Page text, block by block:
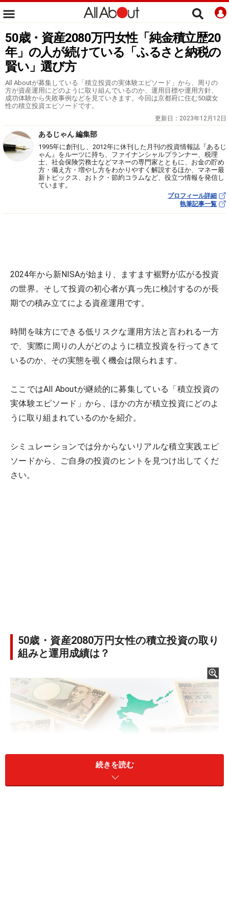
50歳・資産2080万円女性「純金積立歴20
年」の人が続けている「ふるさと納税の
賢い」選び方
All Aboutが募集している「積立投資の実体験エピソード」から、周りの
方が資産運用にどのように取り組んでいるのか、運用目標や運用方針、
成功体験から失敗事例などを見ていきます。今回は京都府に住む50歳女
性の積立投資エピソードです。
更新日： 2023年12月12日
あるじゃん 編集部
1995年に創刊し、2012年に休刊した月刊の投資情報誌『あるじ
ゃん』をルーツに持ち、ファイナンシャルプランナー、税理
士、社会保険労務士などマネーの専門家とともに、お金の貯め
方・備え方・増やし方をわかりやすく解説するほか、マネー最
新トピックス、おトク・節約コラムなど、役立つ情報を発信し
ています。
プロフィール詳細
執筆記事一覧
2024年から新NISAが始まり、ますます裾野が広がる投資
の世界。そして投資の初心者が真っ先に検討するのが長
期での積み立てによる資産運用です。
時間を味方にできる低リスクな運用方法と言われる一方
で、実際に周りの人がどのように積立投資を行ってきて
いるのか、その実態を覗く機会は限られます。
ここではAll Aboutが継続的に募集している「積立投資の
実体験エピソード」から、ほかの方が積立投資にどのよ
うに取り組まれているのかを紹介。
シミュレーションでは分からないリアルな積立実践エピ
ソードから、ご自身の投資のヒントを見つけ出してくだ
さい。
50歳・資産2080万円女性の積立投資の取り
組みと運用成績は？
続きを読む